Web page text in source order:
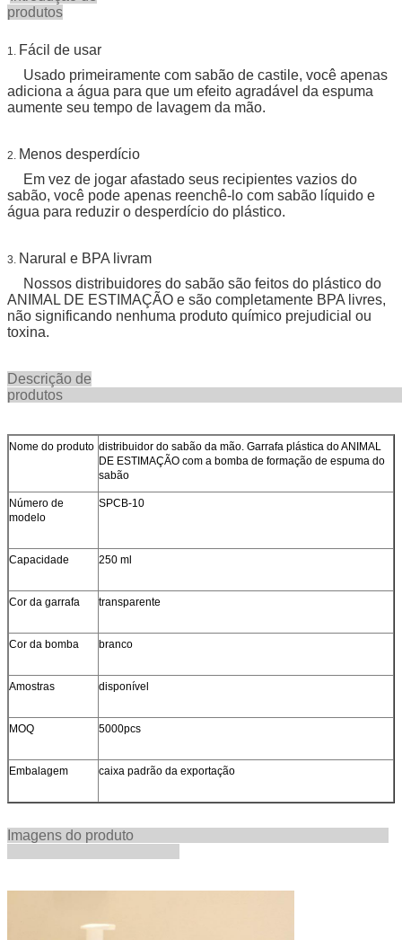
produtos
1. Fácil de usar
Usado primeiramente com sabão de castile, você apenas
adiciona a água para que um efeito agradável da espuma
aumente seu tempo de lavagem da mão.
2. Menos desperdício
Em vez de jogar afastado seus recipientes vazios do
sabão, você pode apenas reenchê-lo com sabão líquido e
água para reduzir o desperdício do plástico.
3. Narural e BPA livram
Nossos distribuidores do sabão são feitos do plástico do
ANIMAL DE ESTIMAÇÃO e são completamente BPA livres,
não significando nenhuma produto químico prejudicial ou
toxina.
Descrição de
Nome do produto distribuidor do sabão da mão. Garrafa plástica do ANIMAL
DE ESTIMAÇÃO com a bomba de formação de espuma do
sabão
Número de
modelo
SPCB-10
Capacidade 250 ml
Cor da garrafa transparente
Cor da bomba branco
Amostras disponível
MOQ 5000pcs
Embalagem caixa padrão da exportação
Imagens do produto